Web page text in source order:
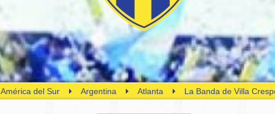
América del Sur Argentina Atlanta La Banda de Villa